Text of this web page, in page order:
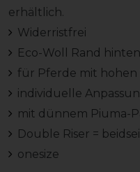
erhältlich.
Widerristfrei
Eco-Woll Rand
für Pferde mit hohen
individuelle
mit dünnem Piuma-
Double Riser =
onesize